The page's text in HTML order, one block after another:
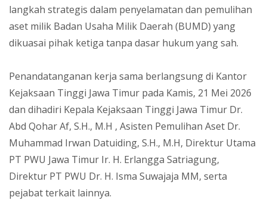
langkah strategis dalam penyelamatan dan pemulihan
aset milik Badan Usaha Milik Daerah (BUMD) yang
dikuasai pihak ketiga tanpa dasar hukum yang sah.
Penandatanganan kerja sama berlangsung di Kantor
Kejaksaan Tinggi Jawa Timur pada Kamis, 21 Mei 2026
dan dihadiri Kepala Kejaksaan Tinggi Jawa Timur Dr.
Abd Qohar Af, S.H., M.H , Asisten Pemulihan Aset Dr.
Muhammad Irwan Datuiding, S.H., M.H, Direktur Utama
PT PWU Jawa Timur Ir. H. Erlangga Satriagung,
Direktur PT PWU Dr. H. Isma Suwajaja MM, serta
pejabat terkait lainnya.